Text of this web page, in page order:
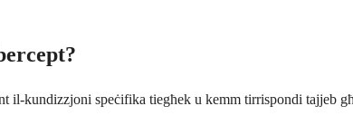
il-kundizzjoni speċifika tiegħek u kemm tirrispondi